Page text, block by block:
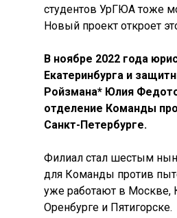
студентов УрГЮА тоже
Новый проект откроет
В ноябре 2022 года ю
Екатеринбурга и
Ройзмана* Юлия
отделение Команды
Санкт-Петербурге.
Филиал стал шестым
для Команды против
уже работают в Москве,
Оренбурге и Пятигорске.